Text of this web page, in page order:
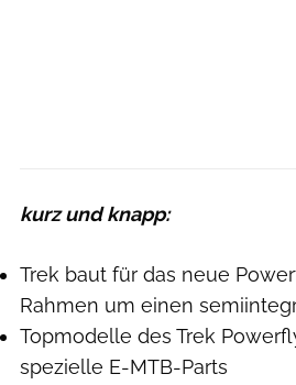
kurz und knapp:
Trek baut für das neue
Rahmen um einen
Topmodelle des Trek
spezielle E-MTB-Parts